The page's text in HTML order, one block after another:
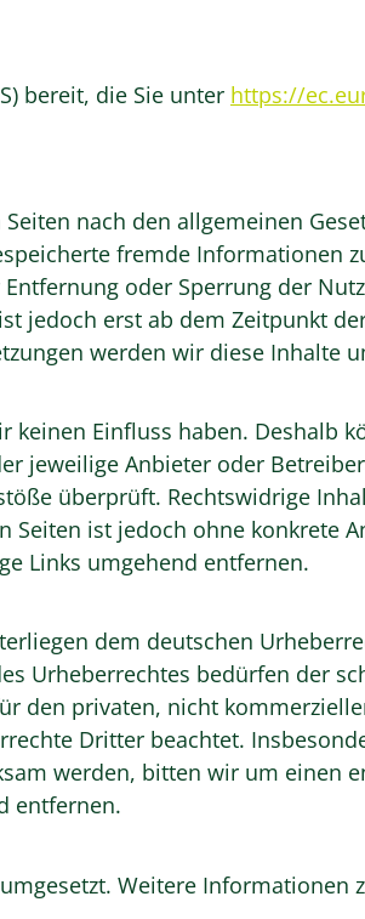
bereit, die Sie unter https://
nach den allgemeinen
fremde Informationen
oder Sperrung der
jedoch erst ab dem Zeitpunkt
werden wir diese Inhalte
Einfluss haben. Deshalb
jeweilige Anbieter oder
überprüft. Rechtswidrige
ist jedoch ohne konkrete
Links umgehend entfernen.
dem deutschen
Urheberrechtes bedürfen der
den privaten, nicht
Dritter beachtet.
werden, bitten wir um einen
entfernen.
Weitere Informationen